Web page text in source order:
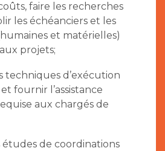
faire les recherches
les échéanciers et les
et matérielles)
projets;
techniques d’exécution
fournir l’assistance
aux chargés de
études de coordinations